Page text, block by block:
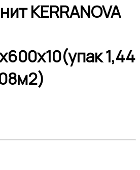
KERRANOVA
1,44